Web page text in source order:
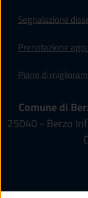
Segnalazione
Prenotazione
Piano di
Comune di
25040 - Berzo